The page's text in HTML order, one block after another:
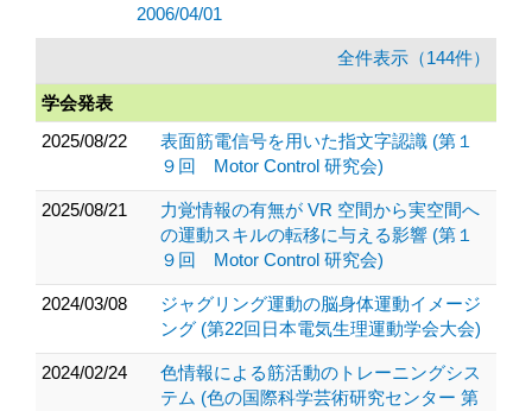
2006/04/01
全件表示（144件）
学会発表
2025/08/22
表面筋電信号を用いた指文字認識 (第１
９回 Motor Control 研究会)
2025/08/21
力覚情報の有無が VR 空間から実空間へ
の運動スキルの転移に与える影響 (第１
９回 Motor Control 研究会)
2024/03/08
ジャグリング運動の脳身体運動イメージ
ング (第22回日本電気生理運動学会大会)
2024/02/24
色情報による筋活動のトレーニングシス
テム (色の国際科学芸術研究センター 第